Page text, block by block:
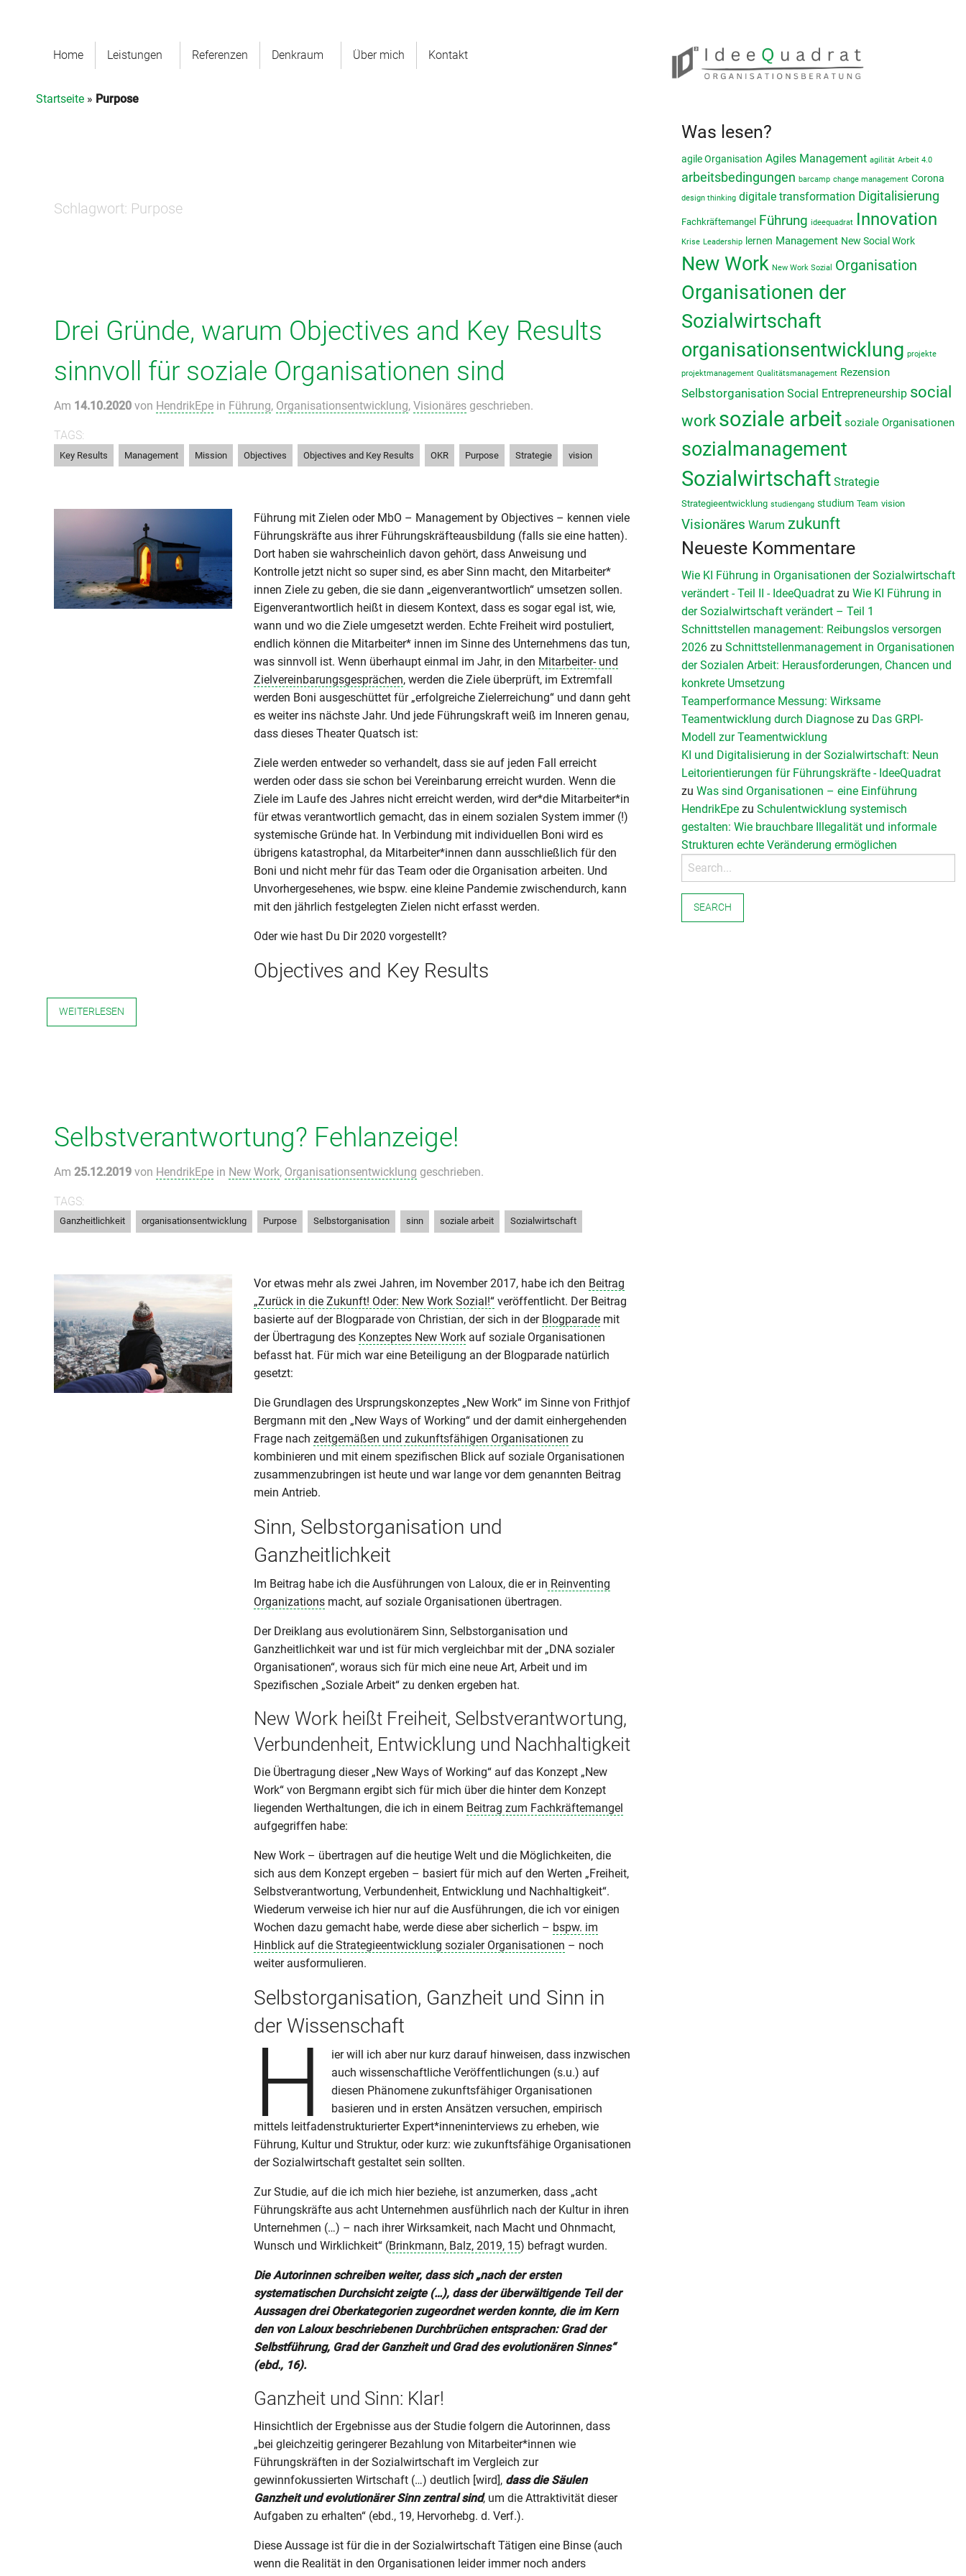
Home Leistungen Referenzen Denkraum Über mich Kontakt
Startseite » Purpose
Schlagwort: Purpose
Drei Gründe, warum Objectives and Key Results
sinnvoll für soziale Organisationen sind
Am 14.10.2020 von HendrikEpe in Führung, Organisationsentwicklung, Visionäres geschrieben.
TAGS:
Key Results Management Mission Objectives Objectives and Key Results OKR Purpose Strategie vision
Führung mit Zielen oder MbO – Management by Objectives – kennen viele
Führungskräfte aus ihrer Führungskräfteausbildung (falls sie eine hatten).
Dort haben sie wahrscheinlich davon gehört, dass Anweisung und
Kontrolle jetzt nicht so super sind, es aber Sinn macht, den Mitarbeiter*
innen Ziele zu geben, die sie dann „eigenverantwortlich“ umsetzen sollen.
Eigenverantwortlich heißt in diesem Kontext, dass es sogar egal ist, wie,
wann und wo die Ziele umgesetzt werden. Echte Freiheit wird postuliert,
endlich können die Mitarbeiter* innen im Sinne des Unternehmens das tun,
was sinnvoll ist. Wenn überhaupt einmal im Jahr, in den Mitarbeiter- und
Zielvereinbarungsgesprächen, werden die Ziele überprüft, im Extremfall
werden Boni ausgeschüttet für „erfolgreiche Zielerreichung“ und dann geht
es weiter ins nächste Jahr. Und jede Führungskraft weiß im Inneren genau,
dass dieses Theater Quatsch ist:
Ziele werden entweder so verhandelt, dass sie auf jeden Fall erreicht
werden oder dass sie schon bei Vereinbarung erreicht wurden. Wenn die
Ziele im Laufe des Jahres nicht erreicht werden, wird der*die Mitarbeiter*in
für etwas verantwortlich gemacht, das in einem sozialen System immer (!)
systemische Gründe hat. In Verbindung mit individuellen Boni wird es
übrigens katastrophal, da Mitarbeiter*innen dann ausschließlich für den
Boni und nicht mehr für das Team oder die Organisation arbeiten. Und
Unvorhergesehenes, wie bspw. eine kleine Pandemie zwischendurch, kann
mit den jährlich festgelegten Zielen nicht erfasst werden.
Oder wie hast Du Dir 2020 vorgestellt?
Objectives and Key Results
WEITERLESEN
Selbstverantwortung? Fehlanzeige!
Am 25.12.2019 von HendrikEpe in New Work, Organisationsentwicklung geschrieben.
TAGS:
Ganzheitlichkeit organisationsentwicklung Purpose Selbstorganisation sinn soziale arbeit Sozialwirtschaft
Vor etwas mehr als zwei Jahren, im November 2017, habe ich den Beitrag
„Zurück in die Zukunft! Oder: New Work Sozial!“veröffentlicht. Der Beitrag
basierte auf der Blogparade von Christian, der sich in der Blogparademit
der Übertragung des Konzeptes New Workauf soziale Organisationen
befasst hat. Für mich war eine Beteiligung an der Blogparade natürlich
gesetzt:
Die Grundlagen des Ursprungskonzeptes „New Work“ im Sinne von Frithjof
Bergmann mit den „New Ways of Working“ und der damit einhergehenden
Frage nach zeitgemäßen und zukunftsfähigen Organisationen zu
kombinieren und mit einem spezifischen Blick auf soziale Organisationen
zusammenzubringen ist heute und war lange vor dem genannten Beitrag
mein Antrieb.
Sinn, Selbstorganisation und
Ganzheitlichkeit
Im Beitrag habe ich die Ausführungen von Laloux, die er in Reinventing
Organizationsmacht, auf soziale Organisationen übertragen.
Der Dreiklang aus evolutionärem Sinn, Selbstorganisation und
Ganzheitlichkeit war und ist für mich vergleichbar mit der „DNA sozialer
Organisationen“, woraus sich für mich eine neue Art, Arbeit und im
Spezifischen „Soziale Arbeit“ zu denken ergeben hat.
New Work heißt Freiheit, Selbstverantwortung,
Verbundenheit, Entwicklung und Nachhaltigkeit
Die Übertragung dieser „New Ways of Working“ auf das Konzept „New
Work“ von Bergmann ergibt sich für mich über die hinter dem Konzept
liegenden Werthaltungen, die ich in einem Beitrag zum Fachkräftemangel
aufgegriffen habe:
New Work – übertragen auf die heutige Welt und die Möglichkeiten, die
sich aus dem Konzept ergeben – basiert für mich auf den Werten „Freiheit,
Selbstverantwortung, Verbundenheit, Entwicklung und Nachhaltigkeit“.
Wiederum verweise ich hier nur auf die Ausführungen, die ich vor einigen
Wochen dazu gemacht habe, werde diese aber sicherlich – bspw. im
Hinblick auf die Strategieentwicklung sozialer Organisationen – noch
weiter ausformulieren.
Selbstorganisation, Ganzheit und Sinn in
der Wissenschaft
H
ier will ich aber nur kurz darauf hinweisen, dass inzwischen
auch wissenschaftliche Veröffentlichungen (s.u.) auf
diesen Phänomene zukunftsfähiger Organisationen
basieren und in ersten Ansätzen versuchen, empirisch
mittels leitfadenstrukturierter Expert*inneninterviews zu erheben, wie
Führung, Kultur und Struktur, oder kurz: wie zukunftsfähige Organisationen
der Sozialwirtschaft gestaltet sein sollten.
Zur Studie, auf die ich mich hier beziehe, ist anzumerken, dass „acht
Führungskräfte aus acht Unternehmen ausführlich nach der Kultur in ihren
Unternehmen (…) – nach ihrer Wirksamkeit, nach Macht und Ohnmacht,
Wunsch und Wirklichkeit“ (Brinkmann, Balz, 2019, 15) befragt wurden.
Die Autorinnen schreiben weiter, dass sich „nach der ersten
systematischen Durchsicht zeigte (…), dass der überwältigende Teil der
Aussagen drei Oberkategorien zugeordnet werden konnte, die im Kern
den von Laloux beschriebenen Durchbrüchen entsprachen: Grad der
Selbstführung, Grad der Ganzheit und Grad des evolutionären Sinnes“
(ebd., 16).
Ganzheit und Sinn: Klar!
Hinsichtlich der Ergebnisse aus der Studie folgern die Autorinnen, dass
„bei gleichzeitig geringerer Bezahlung von Mitarbeiter*innen wie
Führungskräften in der Sozialwirtschaft im Vergleich zur
gewinnfokussierten Wirtschaft (…) deutlich [wird], dass die Säulen
Ganzheit und evolutionärer Sinn zentral sind, um die Attraktivität dieser
Aufgaben zu erhalten“ (ebd., 19, Hervorhebg. d. Verf.).
Diese Aussage ist für die in der Sozialwirtschaft Tätigen eine Binse (auch
wenn die Realität in den Organisationen leider immer noch anders
Was lesen?
agile Organisation Agiles Management agilität Arbeit 4.0
arbeitsbedingungen barcamp change management Corona
design thinking digitale transformation Digitalisierung
Fachkräftemangel Führung ideequadrat Innovation
Krise Leadership lernen Management New Social Work
New Work New Work Sozial Organisation
Organisationen der
Sozialwirtschaft
organisationsentwicklung projekte
projektmanagement Qualitätsmanagement Rezension
Selbstorganisation Social Entrepreneurship social
work soziale arbeit soziale Organisationen
sozialmanagement
Sozialwirtschaft Strategie
Strategieentwicklung studiengang studium Team vision
Visionäres Warum zukunft
Neueste Kommentare
Wie KI Führung in Organisationen der Sozialwirtschaft
verändert - Teil II - IdeeQuadratzu Wie KI Führung in
der Sozialwirtschaft verändert – Teil 1
Schnittstellen management: Reibungslos versorgen
2026zu Schnittstellenmanagement in Organisationen
der Sozialen Arbeit: Herausforderungen, Chancen und
konkrete Umsetzung
Teamperformance Messung: Wirksame
Teamentwicklung durch Diagnosezu Das GRPI-
Modell zur Teamentwicklung
KI und Digitalisierung in der Sozialwirtschaft: Neun
Leitorientierungen für Führungskräfte - IdeeQuadrat
zu Was sind Organisationen – eine Einführung
HendrikEpezu Schulentwicklung systemisch
gestalten: Wie brauchbare Illegalität und informale
Strukturen echte Veränderung ermöglichen